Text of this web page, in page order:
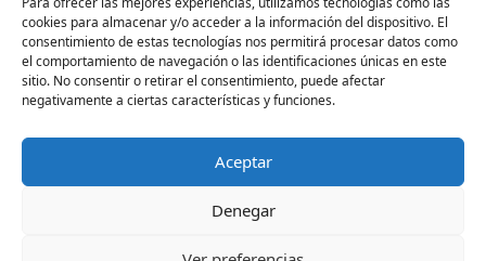
cookies para almacenar y/o acceder a la información del dispositivo. El
consentimiento de estas tecnologías nos permitirá procesar datos como
el comportamiento de navegación o las identificaciones únicas en este
sitio. No consentir o retirar el consentimiento, puede afectar
negativamente a ciertas características y funciones.
Aceptar
Denegar
Nombre*
electrónico*